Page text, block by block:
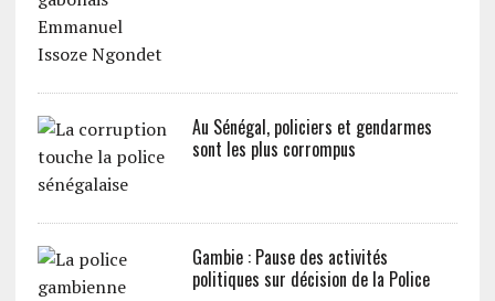
Au Sénégal, policiers et gendarmes
sont les plus corrompus
Gambie : Pause des activités
politiques sur décision de la Police